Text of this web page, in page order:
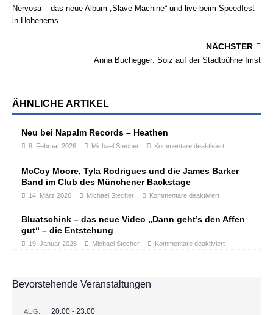
Nervosa – das neue Album „Slave Machine“ und live beim Speedfest
in Hohenems
NÄCHSTER
Anna Buchegger: Soiz auf der Stadtbühne Imst
ÄHNLICHE ARTIKEL
Neu bei Napalm Records – Heathen
8. Februar 2026 Michael Stecher Kommentare deaktiviert
McCoy Moore, Tyla Rodrigues und die James Barker
Band im Club des Münchener Backstage
14. März 2026 Michael Stecher Kommentare deaktiviert
Bluatschink – das neue Video „Dann geht’s den Affen
gut“ – die Entstehung
19. Januar 2026 Michael Stecher Kommentare deaktiviert
Bevorstehende Veranstaltungen
AUG. 20:00 - 23:00